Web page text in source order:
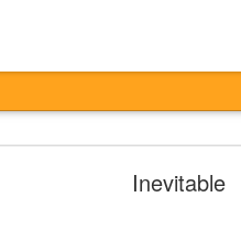
Inevitable
Entretiempo